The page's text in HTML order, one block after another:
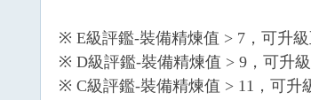
※ E級評鑑-裝備精煉值 > 7，可升
※ D級評鑑-裝備精煉值 > 9，可升
※ C級評鑑-裝備精煉值 > 11，可升